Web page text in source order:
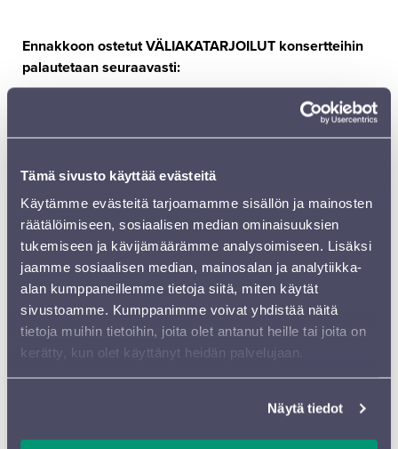
Tämä sivusto käyttää evästeitä
Käytämme evästeitä tarjoamamme sisällön ja mainosten
räätälöimiseen, sosiaalisen median ominaisuuksien
tukemiseen ja kävijämäärämme analysoimiseen. Lisäksi
jaamme sosiaalisen median, mainosalan ja analytiikka-
alan kumppaneillemme tietoja siitä, miten käytät
sivustoamme. Kumppanimme voivat yhdistää näitä
tietoja muihin tietoihin, joita olet antanut heille tai joita on
kerätty, kun olet käyttänyt heidän palvelujaan.
Näytä tiedot
Ennakkoon ostetut VÄLIAKATARJOILUT konsertteihin
palautetaan seuraavasti:
Mikäli olet tehnyt väliaika ostoja Restis-verkkopalvelussa
Tapahtumaravintolat tilauksesi tällöin automaattisesti.
Rahat palautetaan käyttämällesi maksutavalle muutaman
pankkipäivän sisällä.
Poikkeuksena Ålandsbankenin asiakkaat, joille rahoja ei
voida palauttaa automaattisesti. Mikäli olet maksanut
tilauksesi Ålandsbankenin luottokortilla tai
verkkopankkitunnuksilla, otathan yhteyttä verkkokaupan
ylläpitoon sähköpostillaasiakaspalvelu@restis.app
Sisällytäthän tällöin viestiin nimesi ja tilinumerosi rahojen
palauttamiseksi.
Tarjoilutilaukset jotka ovat tehty puhelimitse tai